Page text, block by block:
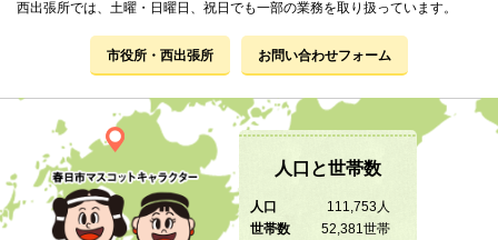
西出張所では、土曜・日曜日、祝日でも一部の業務を取り扱っています。
市役所・西出張所 お問い合わせフォーム
人口と世帯数
人口
111,753人
世帯数
52,381世帯